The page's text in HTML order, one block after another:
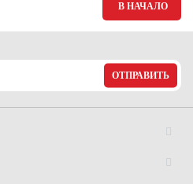
В НАЧАЛО
ОТПРАВИТЬ